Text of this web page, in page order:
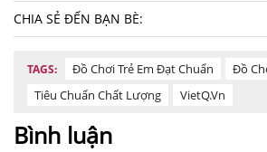
CHIA SẺ ĐẾN BẠN BÈ:
TAGS: Đồ Chơi Trẻ Em Đạt Chuẩn
Đồ
Tiêu Chuẩn Chất Lượng
VietQ.vn
Bình luận